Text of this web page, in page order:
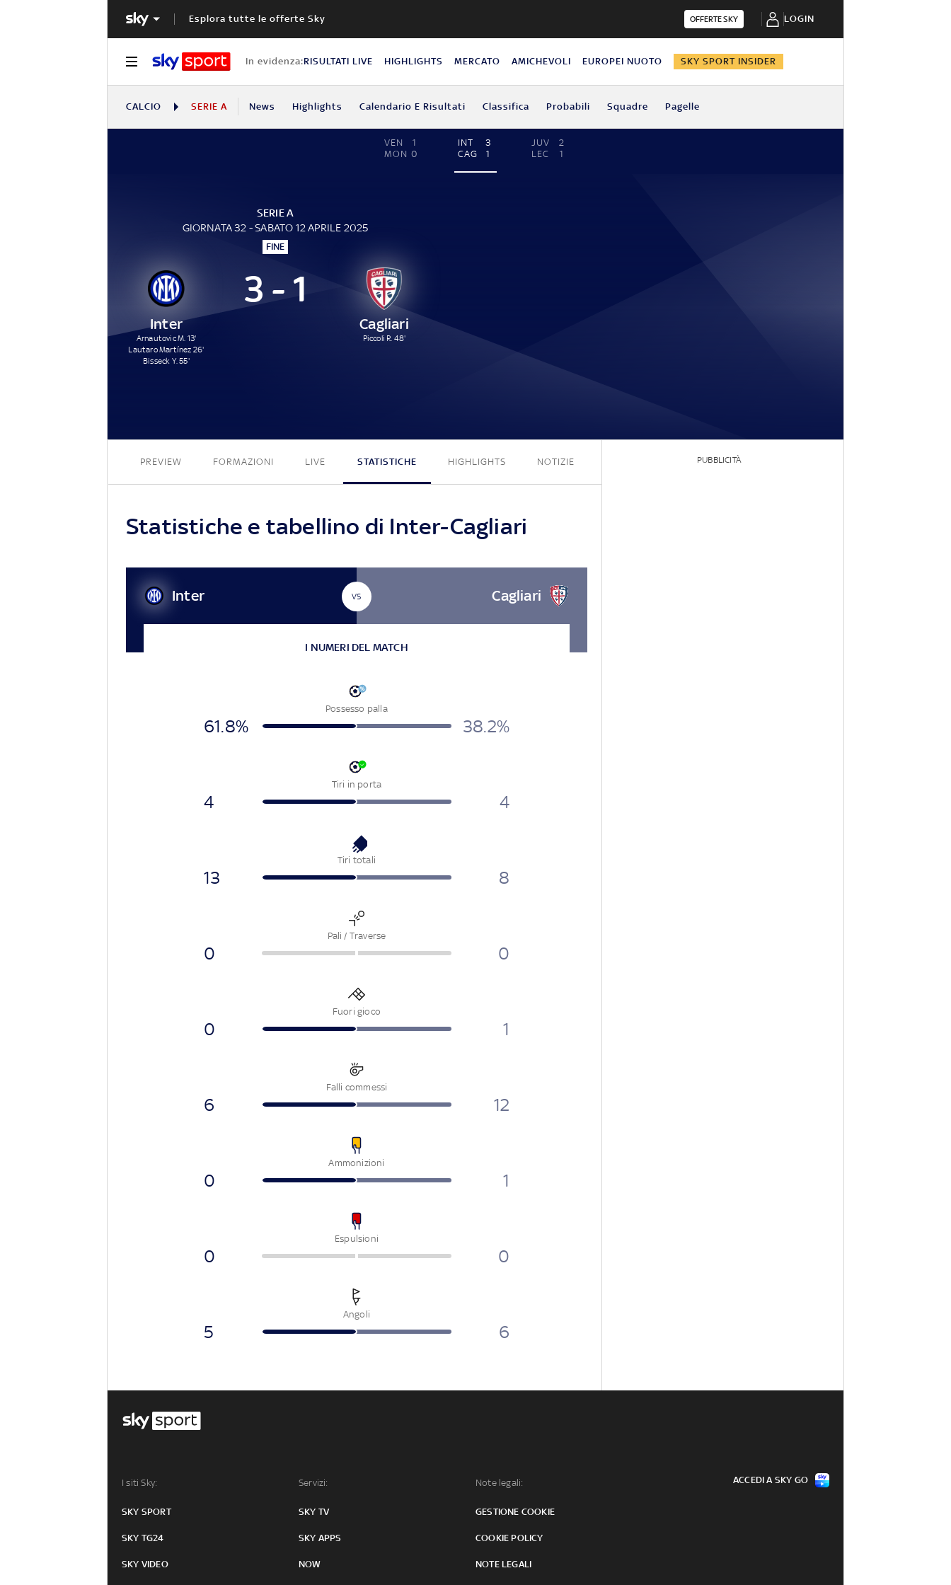
Esplora tutte le offerte Sky OFFERTE SKY LOGIN
In evidenza:RISULTATI LIVE HIGHLIGHTS MERCATO AMICHEVOLI EUROPEI NUOTO SKY SPORT INSIDER
CALCIO SERIE A News Highlights Calendario E Risultati Classifica Probabili Squadre Pagelle
VEN
1
MON 0
INT
3
CAG
1
JUV
2
LEC
1
SERIE A
GIORNATA 32 - SABATO 12 APRILE 2025
FINE
Inter
Arnautovic M. 13'
Lautaro Martínez 26'
Bisseck Y. 55'
3 - 1
Cagliari
Piccoli R. 48'
PREVIEW FORMAZIONI LIVE STATISTICHE HIGHLIGHTS NOTIZIE
Statistiche e tabellino di Inter-Cagliari
Inter VS Cagliari
I NUMERI DEL MATCH
Possesso palla
61.8% 38.2%
Tiri in porta
4 4
Tiri totali
13 8
Pali / Traverse
0 0
Fuori gioco
0 1
Falli commessi
6 12
Ammonizioni
0 1
Espulsioni
0 0
Angoli
5 6
PUBBLICITÀ
I siti Sky:
SKY SPORT
SKY TG24
SKY VIDEO
Servizi:
SKY TV
SKY APPS
NOW
Note legali:
GESTIONE COOKIE
COOKIE POLICY
NOTE LEGALI
ACCEDI A SKY GO